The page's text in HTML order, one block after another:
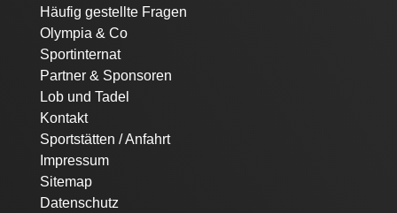
Häufig gestellte Fragen
Olympia & Co
Sportinternat
Partner & Sponsoren
Lob und Tadel
Kontakt
Sportstätten / Anfahrt
Impressum
Sitemap
Datenschutz